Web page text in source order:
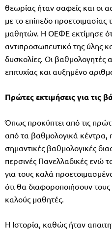
θεωρίας ήταν σαφείς και οι
με το επίπεδο
μαθητών. Η ΟΕΦΕ εκτίμησε
αντιπροσωπευτικό της ύλης
δυσκολίες. Οι
επιτυχίας και αυξημένο
Πρώτες εκτιμήσεις για τις
Όπως προκύπτει από τις
από τα βαθμολογικά κέντρα,
σημαντικές βαθμολογικές
περσινές Πανελλαδικές ενώ
για τους καλά
ότι θα διαφοροποιήσουν
καλούς μαθητές.
Η Ιστορία, καθώς ήταν